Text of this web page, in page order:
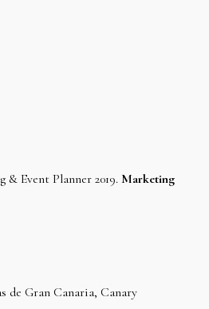
& Event Planner 2019. Marketing
de Gran Canaria, Canary